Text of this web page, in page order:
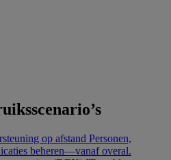
op afstand Personen,
beheren—vanaf overal.